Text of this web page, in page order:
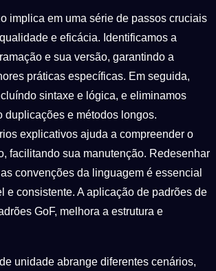
implica em uma série de passos cruciais
e eficácia. Identificamos a
e sua versão, garantindo a
práticas específicas. Em seguida,
sintaxe e lógica, e eliminamos
duplicações e métodos longos.
explicativos ajuda a compreender o
facilitando sua manutenção. Redesenhar
convenções da linguagem é essencial
e consistente. A aplicação de padrões de
GoF, melhora a estrutura e
unidade abrange diferentes cenários,